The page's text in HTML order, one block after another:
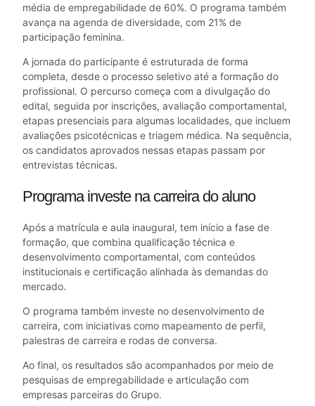
média de empregabilidade de 60%. O programa também
avança na agenda de diversidade, com 21% de
participação feminina.
A jornada do participante é estruturada de forma
completa, desde o processo seletivo até a formação do
profissional. O percurso começa com a divulgação do
edital, seguida por inscrições, avaliação comportamental,
etapas presenciais para algumas localidades, que incluem
avaliações psicotécnicas e triagem médica. Na sequência,
os candidatos aprovados nessas etapas passam por
entrevistas técnicas.
Programa investe na carreira do aluno
Após a matrícula e aula inaugural, tem início a fase de
formação, que combina qualificação técnica e
desenvolvimento comportamental, com conteúdos
institucionais e certificação alinhada às demandas do
mercado.
O programa também investe no desenvolvimento de
carreira, com iniciativas como mapeamento de perfil,
palestras de carreira e rodas de conversa.
Ao final, os resultados são acompanhados por meio de
pesquisas de empregabilidade e articulação com
empresas parceiras do Grupo.